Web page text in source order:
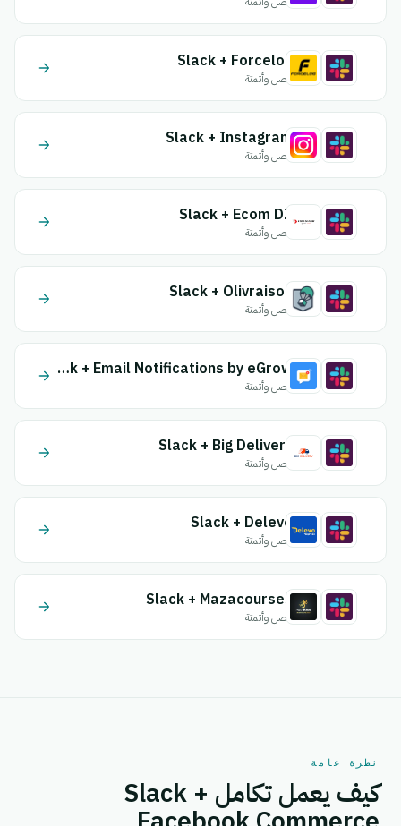
Slack + Forcelog
اتصل وأتمتة
Slack + Instagram
اتصل وأتمتة
Slack + Ecom DZ
اتصل وأتمتة
Slack + Olivraison
اتصل وأتمتة
Slack + Email Notifications by eGrow
اتصل وأتمتة
Slack + Big Delivery
اتصل وأتمتة
Slack + Delevo
اتصل وأتمتة
Slack + Mazacourses
اتصل وأتمتة
نظرة عامة
كيف يعمل تكامل Slack +